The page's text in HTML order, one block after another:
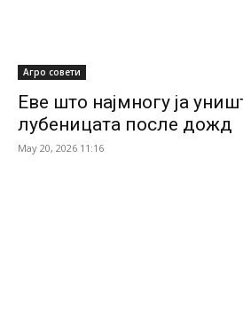
Агро совети
Еве што најмногу ја
лубеницата после дожд
May 20, 2026 11:16